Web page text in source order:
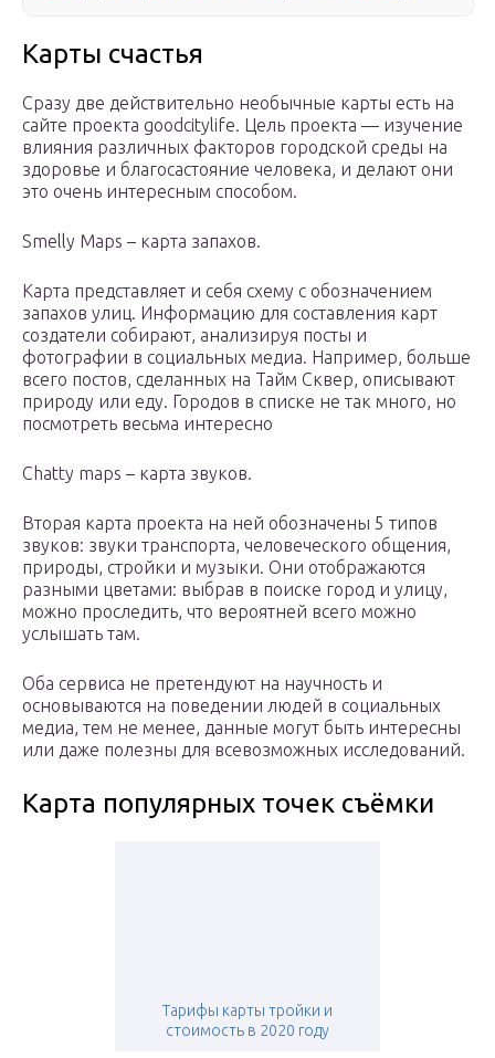
Карты счастья
Сразу две действительно необычные карты есть на
сайте проекта goodcitylife. Цель проекта — изучение
влияния различных факторов городской среды на
здоровье и благосастояние человека, и делают они
это очень интересным способом.
Smelly Maps – карта запахов.
Карта представляет и себя схему с обозначением
запахов улиц. Информацию для составления карт
создатели собирают, анализируя посты и
фотографии в социальных медиа. Например, больше
всего постов, сделанных на Тайм Сквер, описывают
природу или еду. Городов в списке не так много, но
посмотреть весьма интересно
Chatty maps – карта звуков.
Вторая карта проекта на ней обозначены 5 типов
звуков: звуки транспорта, человеческого общения,
природы, стройки и музыки. Они отображаются
разными цветами: выбрав в поиске город и улицу,
можно проследить, что вероятней всего можно
услышать там.
Оба сервиса не претендуют на научность и
основываются на поведении людей в социальных
медиа, тем не менее, данные могут быть интересны
или даже полезны для всевозможных исследований.
Карта популярных точек съёмки
Тарифы карты тройки и
стоимость в 2020 году